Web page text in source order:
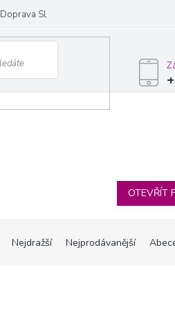
Doprava Slovensko a EU
OTEVŘÍT
Nejdražší Nejprodávanější